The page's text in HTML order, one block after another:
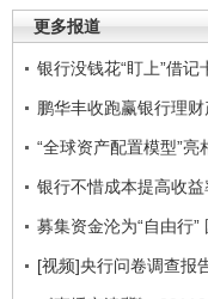
更多报道
银行没钱花“盯上”借记
鹏华丰收跑赢银行理财
“全球资产配置模型”亮
银行不惜成本提高收
募集资金沦为“自由行
[视频]央行问卷调查报